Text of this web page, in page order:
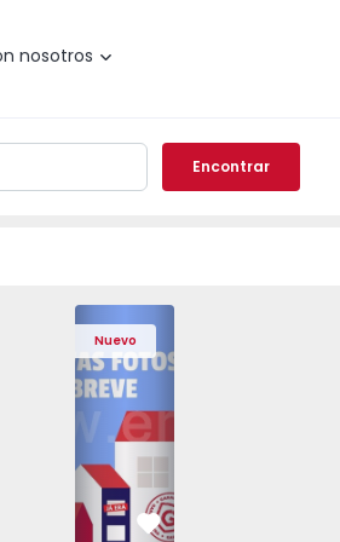
nosotros
Encontrar
7- 1575536 - 9- 1575536 - 8
T3 Maia, Pedrouços - 1575536 - 12
Apartamento T3 Maia, Pedrouços -
Apartamento T3 Maia,
Apartamento
Nuevo
Apartamento T3 Porto,
Favorito